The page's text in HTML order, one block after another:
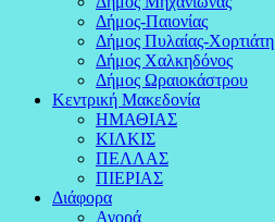
Δήμος-Παιονίας
Δήμος Πυλαίας-Χορτιάτη
Δήμος Χαλκηδόνος
Δήμος Ωραιοκάστρου
Κεντρική Μακεδονία
ΗΜΑΘΙΑΣ
ΚΙΛΚΙΣ
ΠΕΛΛΑΣ
ΠΙΕΡΙΑΣ
Διάφορα
Αγορά